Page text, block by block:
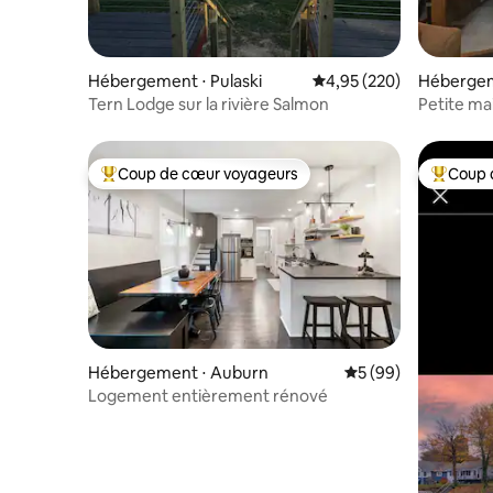
Hébergement ⋅ Pulaski Évaluation moyenne
4,95 (220)
Tern Lodge sur la rivière Salmon
Petite
Coups de cœur voyageurs les plus appréciés
Coup de cœur voyageurs
Hébergement ⋅ Auburn Évaluation
5 (99)
Logement entièrement rénové
Coups
Coup